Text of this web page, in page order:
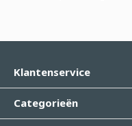
Klantenservice
Categorieën